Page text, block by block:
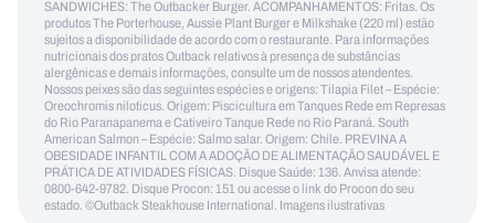
SANDWICHES: The Outbacker Burger. ACOMPANHAMENTOS: Fritas. Os
produtos The Porterhouse, Aussie Plant Burger e Milkshake (220 ml) estão
sujeitos a disponibilidade de acordo com o restaurante. Para informações
nutricionais dos pratos Outback relativos à presença de substâncias
alergênicas e demais informações, consulte um de nossos atendentes.
Nossos peixes são das seguintes espécies e origens: Tilapia Filet – Espécie:
Oreochromis niloticus. Origem: Piscicultura em Tanques Rede em Represas
do Rio Paranapanema e Cativeiro Tanque Rede no Rio Paraná. South
American Salmon – Espécie: Salmo salar. Origem: Chile. PREVINA A
OBESIDADE INFANTIL COM A ADOÇÃO DE ALIMENTAÇÃO SAUDÁVEL E
PRÁTICA DE ATIVIDADES FÍSICAS. Disque Saúde: 136. Anvisa atende:
0800-642-9782. Disque Procon: 151 ou acesse o link do Procon do seu
estado. ©Outback Steakhouse International. Imagens ilustrativas